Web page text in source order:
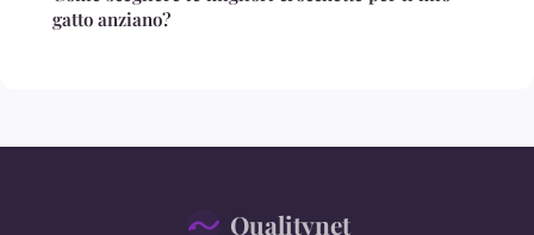
gatto anziano?
Qualitynet